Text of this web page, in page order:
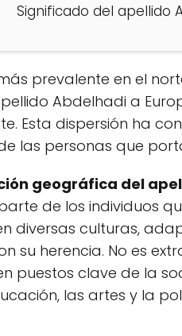
Significado del apellido
prevalente en el
Abdelhadi a
Esta dispersión ha
las personas que
geográfica del
de los individuos
diversas culturas,
su herencia. No es
puestos clave de la
las artes y la